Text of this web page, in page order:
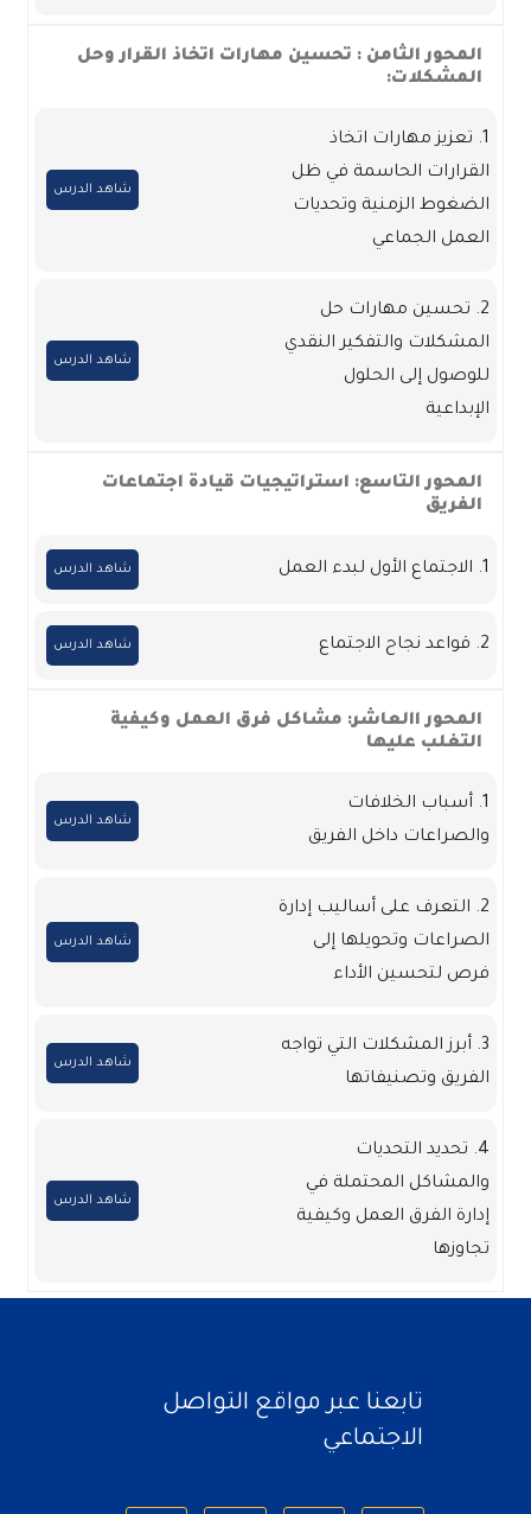
المحور الثامن : تحسين مهارات اتخاذ القرار وحل
المشكلات:
1. تعزيز مهارات اتخاذ
القرارات الحاسمة في ظل
الضغوط الزمنية وتحديات
العمل الجماعي
شاهد الدرس
2. تحسين مهارات حل
المشكلات والتفكير النقدي
للوصول إلى الحلول
الإبداعية
شاهد الدرس
المحور التاسع: استراتيجيات قيادة اجتماعات
الفريق
شاهد الدرس
شاهد الدرس
المحور االعاشر: مشاكل فرق العمل وكيفية
التغلب عليها
1. أسباب الخلافات
والصراعات داخل الفريق
شاهد الدرس
2. التعرف على أساليب إدارة
الصراعات وتحويلها إلى
فرص لتحسين الأداء
شاهد الدرس
3. أبرز المشكلات التي تواجه
الفريق وتصنيفاتها
شاهد الدرس
4. تحديد التحديات
والمشاكل المحتملة في
إدارة الفرق العمل وكيفية
تجاوزها
شاهد الدرس
تابعنا عبر مواقع التواصل
الاجتماعي